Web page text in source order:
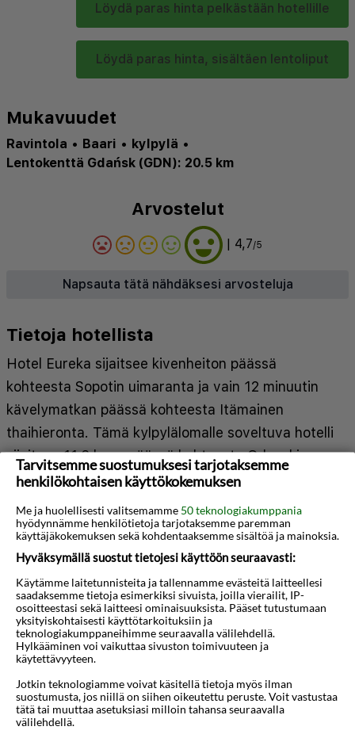
Löydä paras hinta pelkästään hotellille
Löydä paras hinta, sisältäen lentoliput
Mukavuudet
Ravintola • Baari • kylpylä •
Lentokenttä Gdańsk (GDN): 20.5 km
Arvostelut
| 4,7/5
Napsauta tätä nähdäksesi arvosteluja
Tietoja hotellista
Hotel Eureka sijaitsee kivenheiton päässä
kohteesta Sopotin uimaranta ja vain 12 minuutin
kävelymatkan päässä kohteesta Itämainen
thaihieronta. Tämä kylpylälomalle soveltuva hotelli
sijaitsee 11,6 km:n päässä kohteesta Gdanskin
vanha kaupungintalo ja 1,2 km:n päässä kohteesta
varusteluun kuuluu taulutelevisio. Mukavuuksiin
hiustenkuivaaja ja suihku, jossa on sadesuihkupää.
Varusteluun kuuluu puhelin, tallelokero ja
kahvin-/vedenkeitin. Etäisyydet pyöristetään
lähimpään 0,1 mailiin ja kilometriin.
Sopotin uimaranta - 0,1 km / 0,1 mi
Itämainen thaihieronta - 1 km / 0,6 mi
Näytä lisää
3D-animaatio Kartta
Tarvitsemme suostumuksesi tarjotaksemme
henkilökohtaisen käyttökokemuksen
Me ja huolellisesti valitsemamme 50 teknologiakumppania
hyödynnämme henkilötietoja tarjotaksemme paremman
käyttäjäkokemuksen sekä kohdentaaksemme sisältöä ja mainoksia.
Hyväksymällä suostut tietojesi käyttöön seuraavasti:
Käytämme laitetunnisteita ja tallennamme evästeitä laitteellesi
saadaksemme tietoja esimerkiksi sivuista, joilla vierailit, IP-
osoitteestasi sekä laitteesi ominaisuuksista. Pääset tutustumaan
yksityiskohtaisesti käyttötarkoituksiin ja
teknologiakumppaneihimme seuraavalla välilehdellä.
Hylkääminen voi vaikuttaa sivuston toimivuuteen ja
käytettävyyteen.
Jotkin teknologiamme voivat käsitellä tietoja myös ilman
suostumusta, jos niillä on siihen oikeutettu peruste. Voit vastustaa
tätä tai muuttaa asetuksiasi milloin tahansa seuraavalla
välilehdellä.